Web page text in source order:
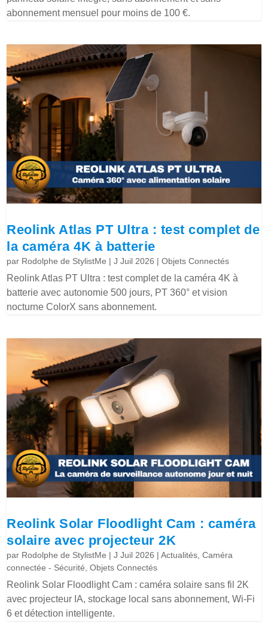
abonnement mensuel pour moins de 100 €.
Reolink Atlas PT Ultra : test complet de
la caméra 4K à batterie
par Rodolphe de StylistMe |J Juil 2026 |Objets Connectés
Reolink Atlas PT Ultra : test complet de la caméra 4K à
batterie avec autonomie 500 jours, PT 360° et vision
nocturne ColorX sans abonnement.
Reolink Solar Floodlight Cam : caméra
solaire avec projecteur 2K
par Rodolphe de StylistMe |J Juil 2026 |Actualités ,Caméra
connectée - Sécurité ,Objets Connectés
Reolink Solar Floodlight Cam : caméra solaire sans fil 2K
avec projecteur IA, stockage local sans abonnement, Wi-Fi
6 et détection intelligente.